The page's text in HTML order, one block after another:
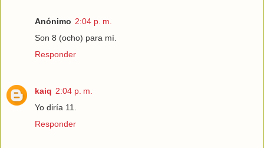
Anónimo 2:04 p. m.
Son 8 (ocho) para mí.
Responder
kaiq 2:04 p. m.
Yo diría 11.
Responder